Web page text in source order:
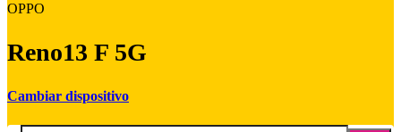
OPPO
Reno13 F 5G
Cambiar dispositivo